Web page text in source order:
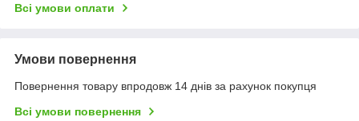
Всі умови оплати
Умови повернення
Повернення товару впродовж 14 днів за рахунок покупця
Всі умови повернення